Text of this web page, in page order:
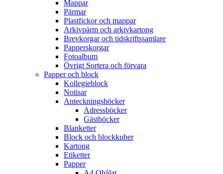
Mappar
Pärmar
Plastfickor och mappar
Arkivpärm och arkivkartong
Brevkorgar och tidskriftssamlare
Papperskorgar
Fotoalbum
Övrigt Sortera och förvara
Papper och block
Kollegieblock
Notisar
Anteckningsböcker
Adressböcker
Gästböcker
Blanketter
Block och blockkuber
Kartong
Etiketter
Papper